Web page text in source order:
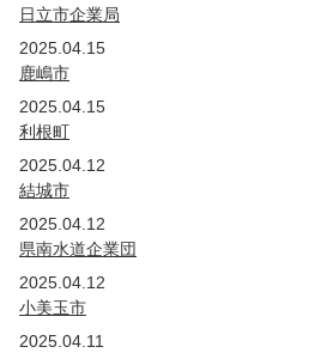
日立市企業局
2025.04.15
鹿嶋市
2025.04.15
利根町
2025.04.12
結城市
2025.04.12
県南水道企業団
2025.04.12
小美玉市
2025.04.11